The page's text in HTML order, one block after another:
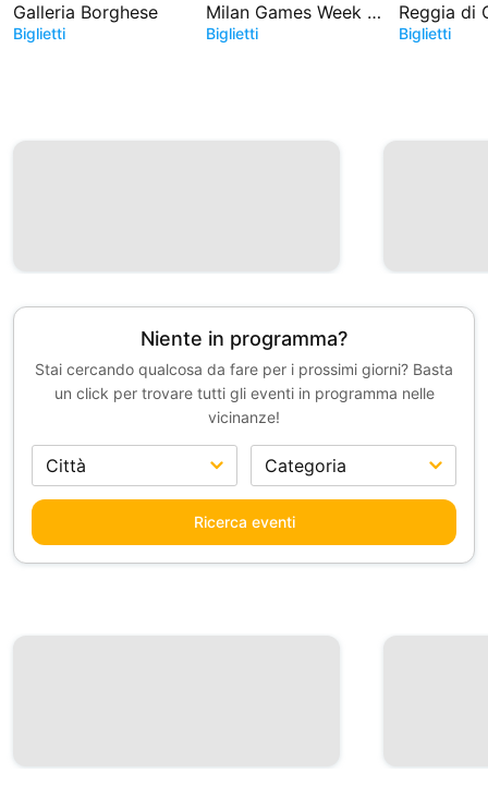
Galleria Borghese
Biglietti
Milan Games Week e Cartoomics 2026
Biglietti
Reggia di
Biglietti
Niente in programma?
Stai cercando qualcosa da fare per i prossimi giorni? Basta
un click per trovare tutti gli eventi in programma nelle
vicinanze!
Ricerca eventi